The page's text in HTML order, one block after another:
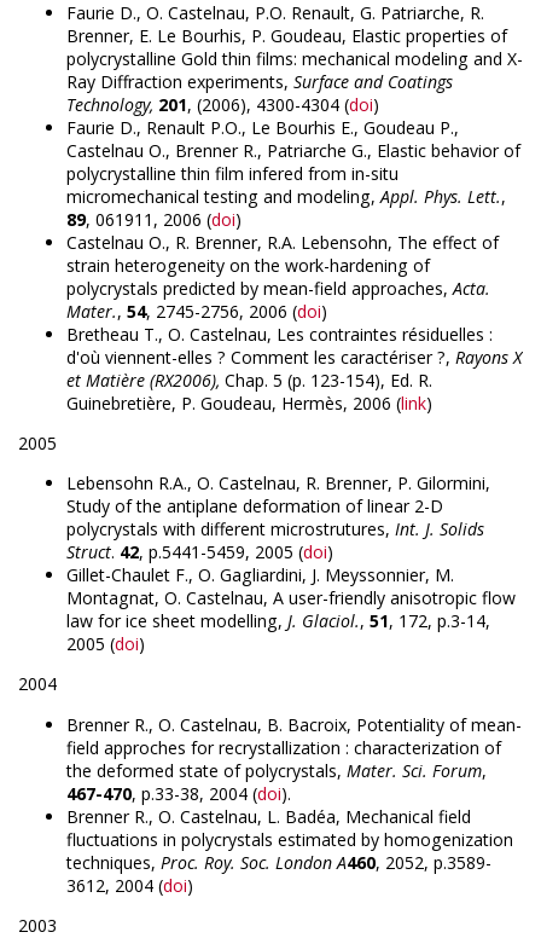
Faurie D., O. Castelnau, P.O. Renault, G. Patriarche, R.
Brenner, E. Le Bourhis, P. Goudeau, Elastic properties of
polycrystalline Gold thin films: mechanical modeling and X-
Ray Diffraction experiments, Surface and Coatings
Technology, 201, (2006), 4300-4304 (doi)
Faurie D., Renault P.O., Le Bourhis E., Goudeau P.,
Castelnau O., Brenner R., Patriarche G., Elastic behavior of
polycrystalline thin film infered from in-situ
micromechanical testing and modeling,Appl. Phys. Lett.,
89, 061911, 2006 (doi)
Castelnau O., R. Brenner, R.A. Lebensohn, The effect of
strain heterogeneity on the work-hardening of
polycrystals predicted by mean-field approaches,Acta.
Mater., 54, 2745-2756, 2006 (doi)
Bretheau T., O. Castelnau, Les contraintes résiduelles :
d'où viennent-elles ? Comment les caractériser ?, Rayons X
et Matière (RX2006), Chap. 5 (p. 123-154), Ed. R.
Guinebretière, P. Goudeau, Hermès, 2006 (link)
2005
Lebensohn R.A., O. Castelnau, R. Brenner, P. Gilormini,
Study of the antiplane deformation of linear 2-D
polycrystals with different microstrutures, Int. J. Solids
Struct. 42, p.5441-5459, 2005 (doi)
Gillet-Chaulet F., O. Gagliardini, J. Meyssonnier, M.
Montagnat, O. Castelnau, A user-friendly anisotropic flow
law for ice sheet modelling, J. Glaciol., 51, 172, p.3-14,
2005 (doi)
2004
Brenner R., O. Castelnau, B. Bacroix, Potentiality of mean-
field approches for recrystallization : characterization of
the deformed state of polycrystals, Mater. Sci. Forum,
467-470, p.33-38, 2004 (doi).
Brenner R., O. Castelnau, L. Badéa, Mechanical field
fluctuations in polycrystals estimated by homogenization
techniques, Proc. Roy. Soc. London A460, 2052, p.3589-
3612, 2004 (doi)
2003